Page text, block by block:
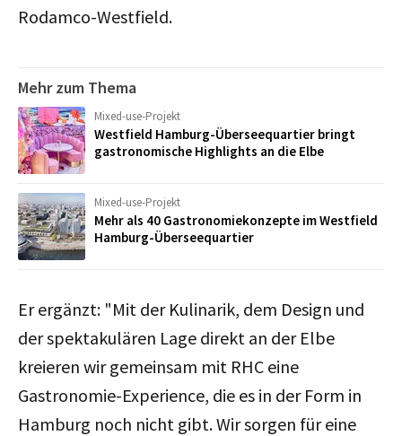
Rodamco-Westfield.
Mehr zum Thema
Mixed-use-Projekt
Westfield Hamburg-Überseequartier bringt
gastronomische Highlights an die Elbe
Mixed-use-Projekt
Mehr als 40 Gastronomiekonzepte im Westfield
Hamburg-Überseequartier
Er ergänzt: "Mit der Kulinarik, dem Design und
der spektakulären Lage direkt an der Elbe
kreieren wir gemeinsam mit RHC eine
Gastronomie-Experience, die es in der Form in
Hamburg noch nicht gibt. Wir sorgen für eine